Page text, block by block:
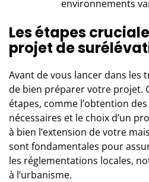
environnements
Les étapes
projet de
Avant de vous lancer dans les
de bien préparer votre projet.
étapes, comme l’obtention
nécessaires et le choix d’un
à bien l’extension de votre
sont fondamentales pour
les réglementations locales,
à l’urbanisme.